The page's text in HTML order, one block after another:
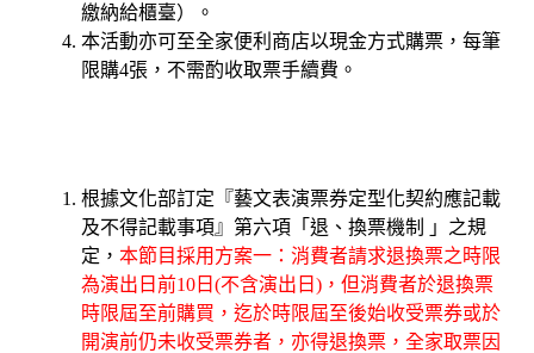
繳納給櫃臺）。
本活動亦可至全家便利商店以現金方式購票，每筆
限購4張，不需酌收取票手續費。
根據文化部訂定『藝文表演票券定型化契約應記載
及不得記載事項』第六項「退、換票機制 」之規
定， 本節目採用方案一：消費者請求退換票之時限
為演出日前10日(不含演出日)，但消費者於退換票
時限屆至前購買，迄於時限屆至後始收受票券或於
開演前仍未收受票券者，亦得退換票，全家取票因